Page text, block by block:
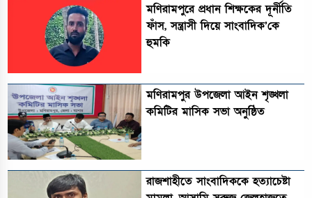
মণিরামপুরে প্রধান শিক্ষকের দূর্নীতি
ফাঁস, সন্ত্রাসী দিয়ে সাংবাদিক’কে
হুমকি
মণিরামপুর উপজেলা আইন শৃঙ্খলা
কমিটির মাসিক সভা অনুষ্ঠিত‎‎
রাজশাহীতে সাংবাদিককে হত্যাচেষ্টা